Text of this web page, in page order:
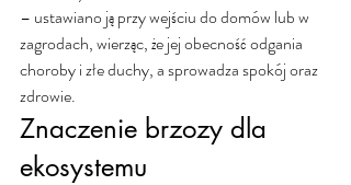
– ustawiano ją przy wejściu do domów lub w
zagrodach, wierząc, że jej obecność odgania
choroby i złe duchy, a sprowadza spokój oraz
zdrowie.
Znaczenie brzozy dla
ekosystemu